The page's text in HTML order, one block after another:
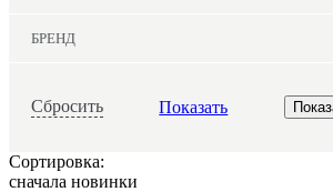
БРЕНД
Сбросить Показать
Сортировка:
сначала новинки